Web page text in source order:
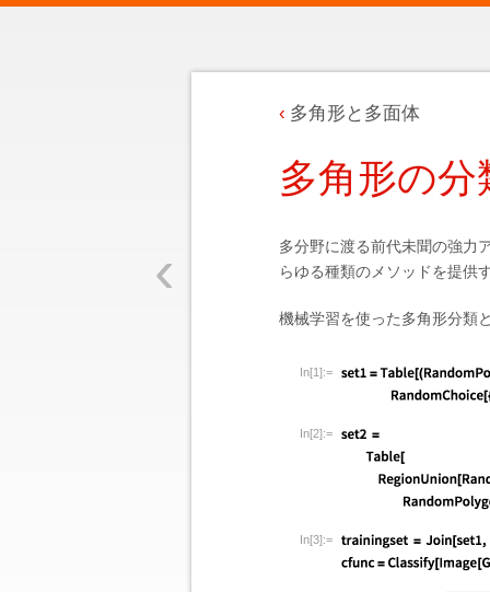
‹
多角形と多面体
多角形の分
多分野に渡る前代未聞の強力
らゆる種類のメソッドを提供
機械学習を使った多角形分類
In[1]:=
In[2]:=
In[3]:=